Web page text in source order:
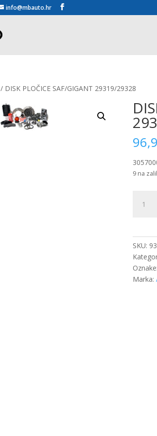
info@mbauto.hr
/ DISK PLOČICE SAF/GIGANT 29319/29328
9 na
PLOČICE
SAF/
SKU:
Oznake:
Marka: